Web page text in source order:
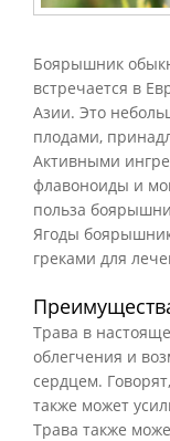
Боярышник
встречается в
Азии. Это
плодами,
Активными
флавоноиды и
польза
Ягоды
греками для
Трава в
облегчения и
сердцем.
также может
Трава также